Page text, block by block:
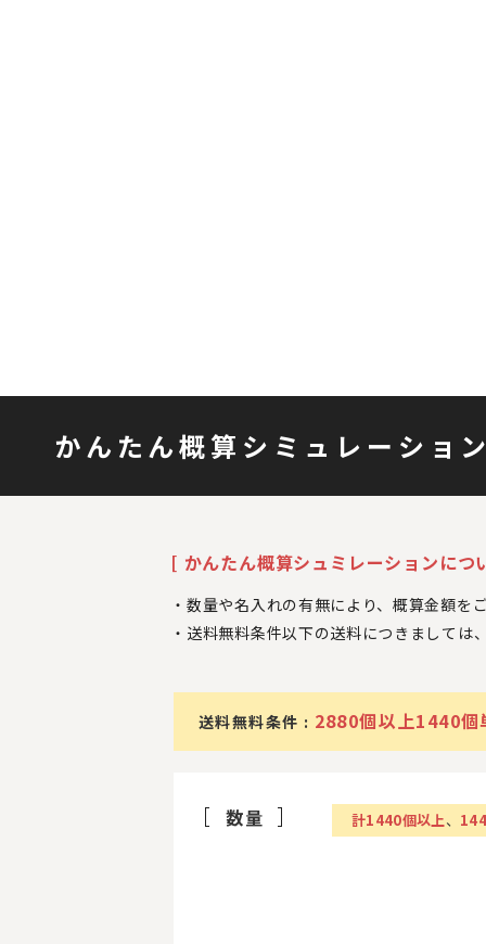
かんたん概算シミュレーショ
[ かんたん概算シュミレーションにつ
数量や名入れの有無により、概算金額を
送料無料条件以下の送料につきましては
送料無料条件 : 2880個以上1440個
数量 計1440個以上、